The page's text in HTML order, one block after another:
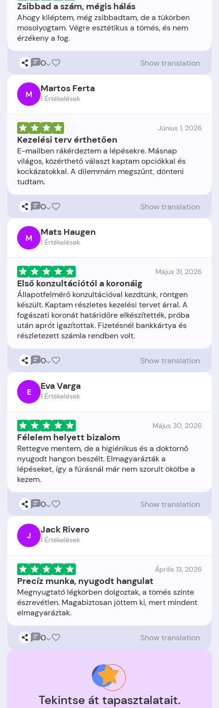
Zsibbad a szám, mégis hálás
Ahogy kiléptem, még zsibbadtam, de a tükörben
mosolyogtam. Végre esztétikus a tömés, és nem
0 Show translation
M Martos Ferta
1 Értékelések
Június 1, 2026
Kezelési terv érthetően
E-mailben rákérdeztem a lépésekre. Másnap
világos, közérthető választ kaptam opciókkal és
kockázatokkal. A dilemmám megszűnt, dönteni
0 Show translation
M Mats Haugen
1 Értékelések
Május 31, 2026
Első konzultációtól a koronáig
Állapotfelmérő konzultációval kezdtünk, röntgen
készült. Kaptam részletes kezelési tervet árral. A
fogászati koronát határidőre elkészítették, próba
után aprót igazítottak. Fizetésnél bankkártya és
0 Show translation
E Eva Varga
1 Értékelések
Május 30, 2026
Félelem helyett bizalom
Rettegve mentem, de a higiénikus és a doktornő
nyugodt hangon beszélt. Elmagyarázták a
lépéseket, így a fúrásnál már nem szorult ökölbe a
0 Show translation
J Jack Rivero
1 Értékelések
Április 13, 2026
Precíz munka, nyugodt hangulat
Megnyugtató légkörben dolgoztak, a tömés szinte
észrevétlen. Magabiztosan jöttem ki, mert mindent
0 Show translation
Tekintse át tapasztalatait.